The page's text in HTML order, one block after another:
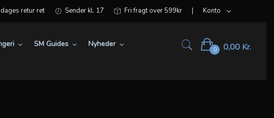
Konto
Fri fragt over 599kr
Sender kl. 17
retur ret
SM Guides Nyheder
0 0,00 Kr.